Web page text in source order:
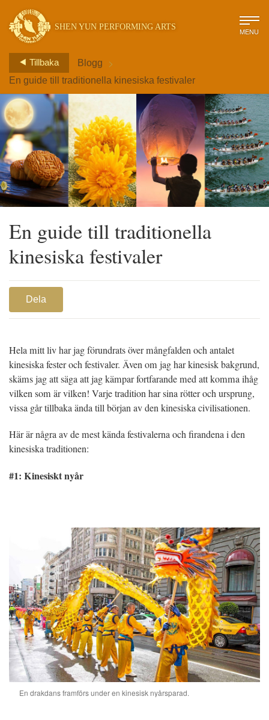
SHEN YUN PERFORMING ARTS MENU
Tillbaka Blogg >
En guide till traditionella kinesiska festivaler
En guide till traditionella
kinesiska festivaler
Dela
Hela mitt liv har jag förundrats över mångfalden och antalet
kinesiska fester och festivaler. Även om jag har kinesisk bakgrund,
skäms jag att säga att jag kämpar fortfarande med att komma ihåg
vilken som är vilken! Varje tradition har sina rötter och ursprung,
vissa går tillbaka ända till början av den kinesiska civilisationen.
Här är några av de mest kända festivalerna och firandena i den
kinesiska traditionen:
#1: Kinesiskt nyår
En drakdans framförs under en kinesisk nyårsparad.